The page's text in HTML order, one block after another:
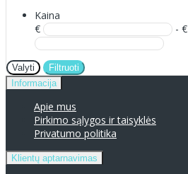
Kaina
€
- €
Valyti
Filtruoti
Informacija
Apie mus
Pirkimo sąlygos ir taisyklės
Privatumo politika
Klientų aptarnavimas